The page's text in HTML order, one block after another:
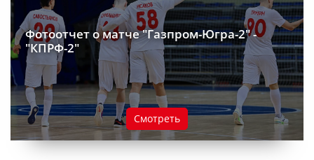
Фотоотчет о матче "Газпром-Югра-2" -
"КПРФ-2"
Смотреть